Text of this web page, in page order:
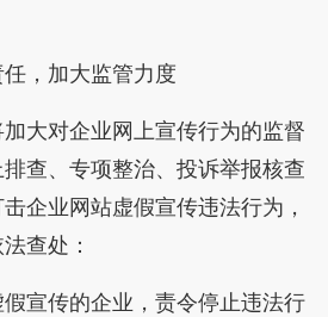
，加大监管力度
大对企业网上宣传行为的监督
查、专项整治、投诉举报核查
企业网站虚假宣传违法行为，
查处：
假宣传的企业，责令停止违法行